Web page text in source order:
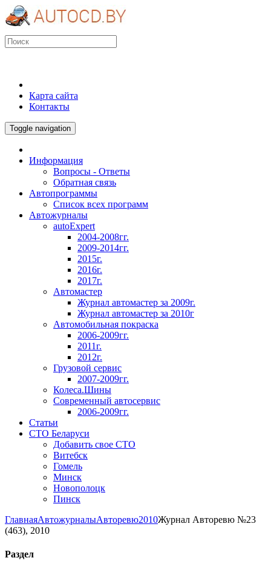
Карта сайта
Контакты
Toggle navigation
Информация
Вопросы - Ответы
Обратная связь
Автопрограммы
Список всех программ
Автожурналы
autoExpert
2004-2008гг.
2009-2014гг.
2015г.
2016г.
2017г.
Автомастер
Журнал автомастер за 2009г.
Журнал автомастер за 2010г
Автомобильная покраска
2006-2009гг.
2011г.
2012г.
Грузовой сервис
2007-2009гг.
Колеса.Шины
Современный автосервис
2006-2009гг.
Статьи
СТО Беларуси
Добавить свое СТО
Витебск
Гомель
Минск
Новополоцк
Пинск
ГлавнаяАвтожурналыАвторевю2010Журнал Авторевю №23
(463), 2010
Раздел